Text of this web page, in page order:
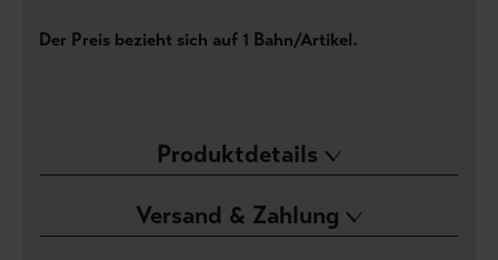
Der Preis bezieht sich auf 1 Bahn/Artikel.
Produktdetails
Versand & Zahlung